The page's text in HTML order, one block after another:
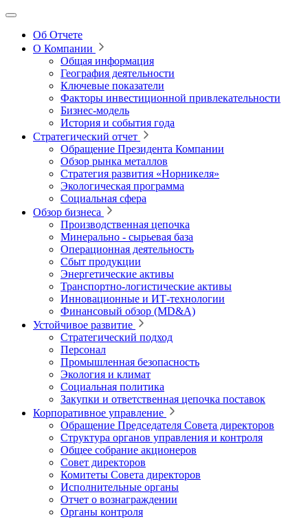
Об Отчете
О Компании
Общая информация
География деятельности
Ключевые показатели
Факторы инвестиционной привлекательности
Бизнес-модель
История и события года
Стратегический отчет
Обращение Президента Компании
Обзор рынка металлов
Стратегия развития «Норникеля»
Экологическая программа
Социальная сфера
Обзор бизнеса
Производственная цепочка
Минерально ‑ сырьевая база
Операционная деятельность
Сбыт продукции
Энергетические активы
Транспортно-логистические активы
Инновационные и ИТ‑технологии
Финансовый обзор (MD&A)
Устойчивое развитие
Стратегический подход
Персонал
Промышленная безопасность
Экология и климат
Социальная политика
Закупки и ответственная цепочка поставок
Корпоративное управление
Обращение Председателя Совета директоров
Структура органов управления и контроля
Общее собрание акционеров
Совет директоров
Комитеты Совета директоров
Исполнительные органы
Отчет о вознаграждении
Органы контроля